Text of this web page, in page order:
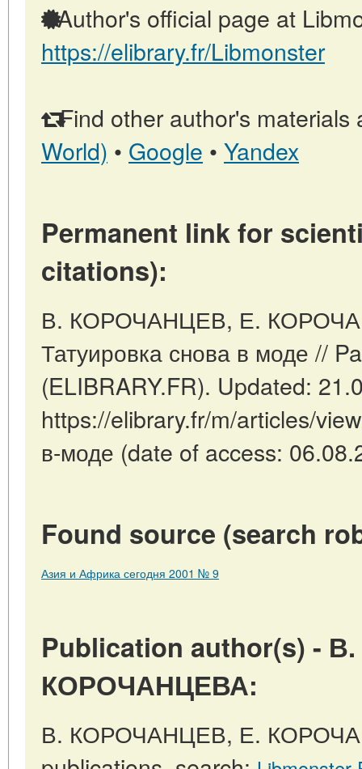
Author's official page at
https://elibrary.fr/Libmonster
Find other author's materials
World) • Google • Yandex
Permanent link for
citations):
В. КОРОЧАНЦЕВ, Е.
Татуировка снова в моде //
(ELIBRARY.FR). Updated:
https://elibrary.fr/m/articles/
в-моде (date of access:
Found source (search
Азия и Африка сегодня 2001 № 9
Publication author(s) -
КОРОЧАНЦЕВА:
В. КОРОЧАНЦЕВ, Е.